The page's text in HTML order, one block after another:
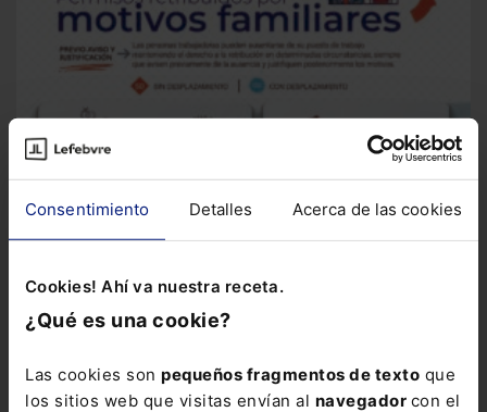
Consentimiento Detalles Acerca de las cookies
Cookies! Ahí va nuestra receta.
¿Qué es una cookie?
Las cookies son pequeños fragmentos de texto que
los sitios web que visitas envían al navegador con el
Infografía
que corresponde por...